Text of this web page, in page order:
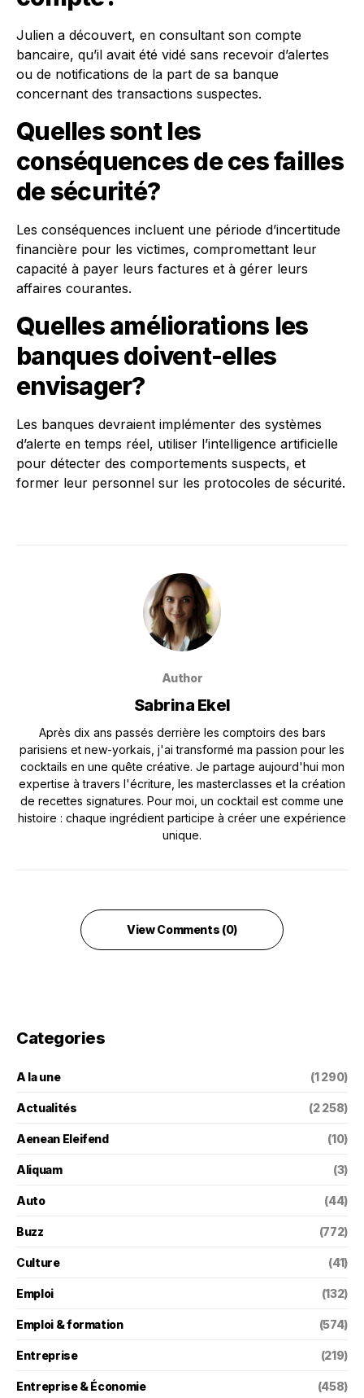
Julien a découvert, en consultant son compte
bancaire, qu’il avait été vidé sans recevoir d’alertes
ou de notifications de la part de sa banque
concernant des transactions suspectes.
Quelles sont les
conséquences de ces failles
de sécurité?
Les conséquences incluent une période d’incertitude
financière pour les victimes, compromettant leur
capacité à payer leurs factures et à gérer leurs
affaires courantes.
Quelles améliorations les
banques doivent-elles
envisager?
Les banques devraient implémenter des systèmes
d’alerte en temps réel, utiliser l’intelligence artificielle
pour détecter des comportements suspects, et
former leur personnel sur les protocoles de sécurité.
Author
Sabrina Ekel
Après dix ans passés derrière les comptoirs des bars
parisiens et new-yorkais, j'ai transformé ma passion pour les
cocktails en une quête créative. Je partage aujourd'hui mon
expertise à travers l'écriture, les masterclasses et la création
de recettes signatures. Pour moi, un cocktail est comme une
histoire : chaque ingrédient participe à créer une expérience
unique.
View Comments (0)
Categories
A la une (1 290)
Actualités (2 258)
Aenean Eleifend (10)
Aliquam (3)
Auto (44)
Buzz (772)
Culture (41)
Emploi (132)
Emploi & formation (574)
Entreprise (219)
Entreprise & Économie (458)